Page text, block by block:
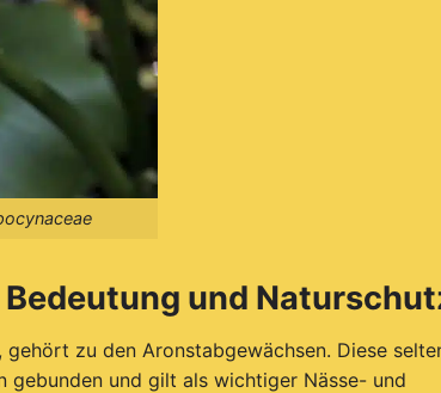
und
zu den Aronstabgewächsen. Diese
gebunden und gilt als wichtiger Nässe- und